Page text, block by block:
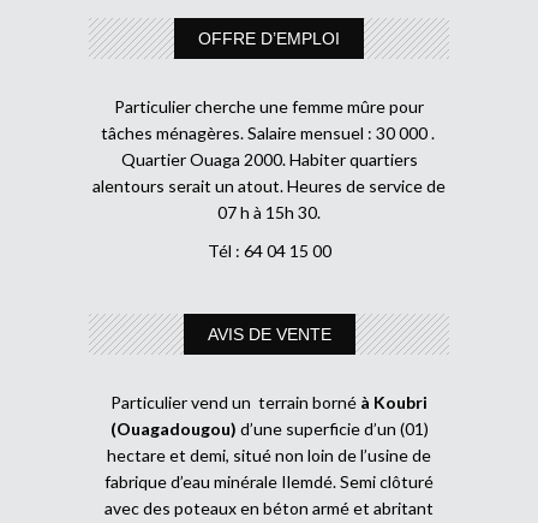
OFFRE D’EMPLOI
Particulier cherche une femme mûre pour
tâches ménagères. Salaire mensuel : 30 000 .
Quartier Ouaga 2000. Habiter quartiers
alentours serait un atout. Heures de service de
07 h à 15h 30.
Tél : 64 04 15 00
AVIS DE VENTE
Particulier vend un terrain borné à Koubri
(Ouagadougou) d’une superficie d’un (01)
hectare et demi, situé non loin de l’usine de
fabrique d’eau minérale Ilemdé. Semi clôturé
avec des poteaux en béton armé et abritant